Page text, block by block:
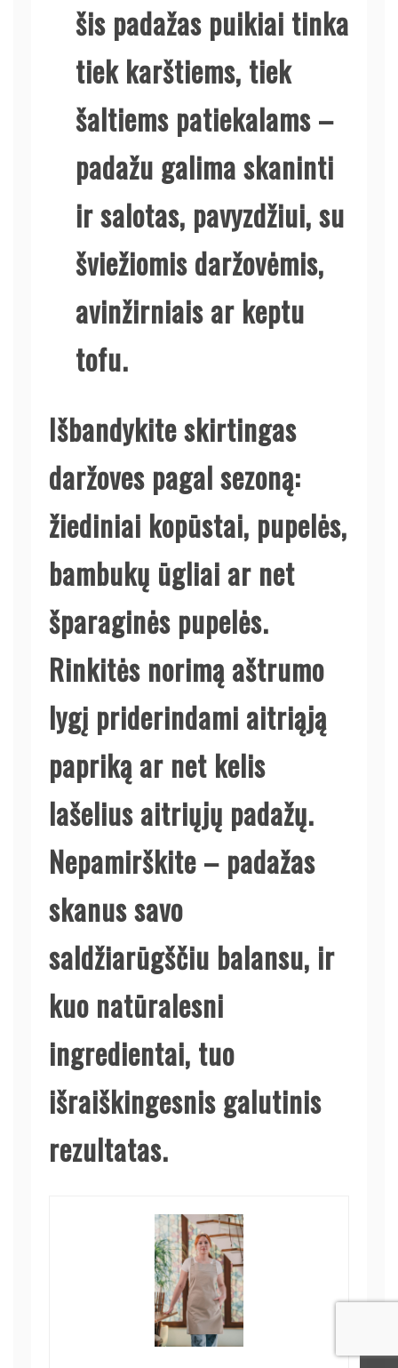
šis padažas puikiai tinka
tiek karštiems, tiek
šaltiems patiekalams –
padažu galima skaninti
ir salotas, pavyzdžiui, su
šviežiomis daržovėmis,
avinžirniais ar keptu
tofu.
Išbandykite skirtingas
daržoves pagal sezoną:
žiediniai kopūstai, pupelės,
bambukų ūgliai ar net
šparaginės pupelės.
Rinkitės norimą aštrumo
lygį priderindami aitriąją
papriką ar net kelis
lašelius aitriųjų padažų.
Nepamirškite – padažas
skanus savo
saldžiarūgščiu balansu, ir
kuo natūralesni
ingredientai, tuo
išraiškingesnis galutinis
rezultatas.